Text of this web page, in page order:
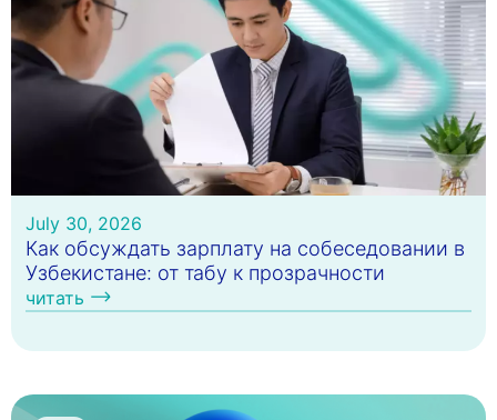
July 30, 2026
Как обсуждать зарплату на собеседовании в
Узбекистане: от табу к прозрачности
читать